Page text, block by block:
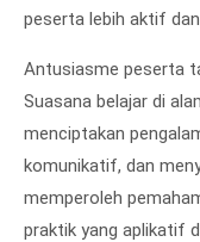
peserta lebih aktif
Antusiasme peserta
Suasana belajar di
menciptakan
komunikatif, dan
memperoleh
praktik yang aplikatif